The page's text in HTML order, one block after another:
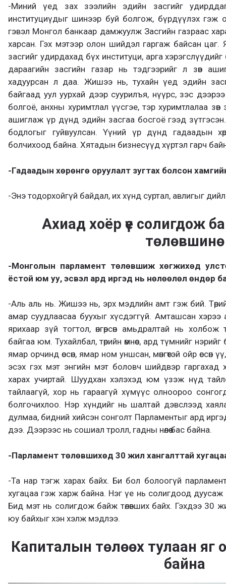
-Миний үед зах зээлийн эдийн засгийг
институциүдыг шинээр буй болгож, бүрдүүлэх гэж
гэвэл Монгол банкаар дамжуулж Засгийн газраас
харсан. Гэх мэтээр олон шийдэл гаргаж байсан
засгийг удирдахад бүх институци, арга хэрэгслүүдийг
дараагийн засгийн газар нь тэдгээрийг л зөв
хадуурсан л даа. Жишээ нь, тухайн үед эдийн
байгаад уул уурхай дээр суурилъя, нүүрс, зэс
болгоё, анхны хуримтлал үүсгэе, тэр хуримтлалаа зөв
ашиглаж үр дүнд эдийн засгаа босгоё гээд зүтгэсэн.
бодлогыг гуйвуулсан. Үүний үр дүнд гадаадын
болчихоод байна. Хятадын бизнесүүд хүртэл гарч
-Гадаадын хөрөнгө оруулалт зугтах болсон
-Энэ тодорхойгүй байдал, их хүнд суртал, авлигыг
Ахиад хоёр үе солигдож
төлөвшинө
-Монголын парламент төлөвшиж хөгжихөд
ёстой юм уу, эсвэл ард иргэд нь нөлөөлөл өндөр
-Аль аль нь. Жишээ нь, эрх мэдлийн амт гэж бий.
амар суудлаасаа буухыг хүсдэггүй. Амташсан хэрээ
ярихаар зүй тогтол, өнгөрсөн амьдралтай нь
байгаа юм. Тухайлбал, төрийн өмнөөс, ард түмнийг
ямар орчинд өссөн, ямар ном уншсан, мөнгөтэй ойр өссөн
эсэх гэх мэт энгийн мэт боловч шийдвэр гаргахад
харах учиртай. Шуудхан хэлэхэд юм үзэж нүд
тайлаагүй, хор нь гараагүй хүмүүс олноороо
болгочихлоо. Нэр хүндийг нь шалтай дэвслээд
дулмаа, бидний хийсэн сонголт Парламентыг ард иргэд
дээ. Дээрээс нь сошиал тролл, гадны нөлөө бас байна.
-Парламент төлөвшихөд 30 жил хангалттай хугацаа
-Та нар тэгж харах байх. Би бол болоогүй парламент
хугацаа гэж харж байна. Нэг үе нь солигдоод
Бид мэт нь солигдож байж төлөвших байх. Гэхдээ 30
юу байхыг хэн хэлж мэдлээ.
Капиталын төлөөх тулаан яг
байна